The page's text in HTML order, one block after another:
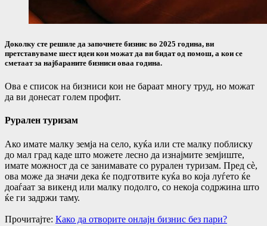
Доколку сте решиле да започнете бизнис во 2025 година, ви
претставуваме шест идеи кои можат да ви бидат од помош, а кои се
сметаат за најбараните бизниси оваа година.
Ова е список на бизниси кои не бараат многу труд, но можат
да ви донесат голем профит.
Рурален туризам
Ако имате малку земја на село, куќа или сте малку поблиску
до мал град каде што можете лесно да изнајмите земјиште,
имате можност да се занимавате со рурален туризам. Пред сè,
ова може да значи дека ќе подготвите куќа во која луѓето ќе
доаѓаат за викенд или малку подолго, со некоја содржина што
ќе ги задржи таму.
Прочитајте: Кaко да отворите онлајн бизнис без пари?